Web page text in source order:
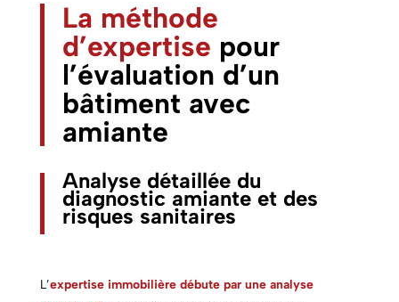
La méthode
d’expertise pour
l’évaluation d’un
bâtiment avec
amiante
Analyse détaillée du
diagnostic amiante et des
risques sanitaires
L’expertise immobilière débute par une analyse